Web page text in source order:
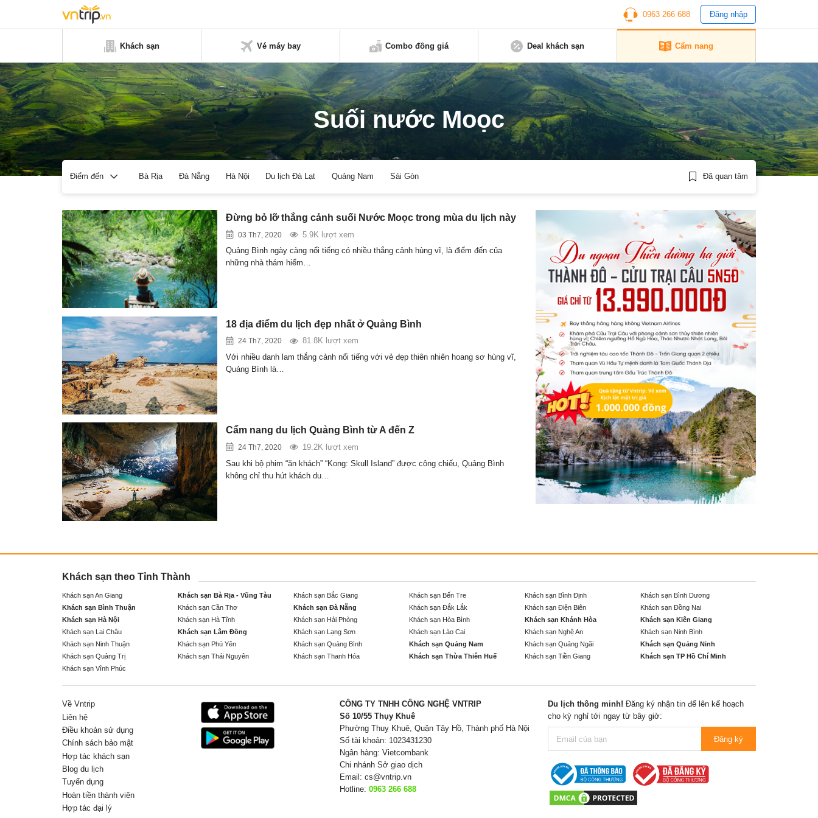
0963 266 688 Đăng nhập
Khách sạn Vé máy bay Combo đồng giá Deal khách sạn Cẩm nang
Suối nước Moọc
Điểm đến Bà Rịa Đà Nẵng Hà Nội Du lịch Đà Lạt Quảng Nam Sài Gòn Đã quan tâm
Đừng bỏ lỡ thắng cảnh suối Nước Moọc trong mùa du lịch này
03 Th7, 2020
5.9K lượt xem
Quảng Bình ngày càng nổi tiếng có nhiều thắng cảnh hùng vĩ, là điểm đến của
những nhà thám hiểm…
18 địa điểm du lịch đẹp nhất ở Quảng Bình
24 Th7, 2020
81.8K lượt xem
Với nhiều danh lam thắng cảnh nổi tiếng với vẻ đẹp thiên nhiên hoang sơ hùng vĩ,
Quảng Bình là…
Cẩm nang du lịch Quảng Bình từ A đến Z
24 Th7, 2020
19.2K lượt xem
Sau khi bộ phim “ăn khách” “Kong: Skull Island” được công chiếu, Quảng Bình
không chỉ thu hút khách du…
Khách sạn theo Tỉnh Thành
Khách sạn An Giang Khách sạn Bà Rịa - Vũng Tàu Khách sạn Bắc Giang Khách sạn Bến Tre Khách sạn Bình Định
Khách sạn Bình Dương
Khách sạn Bình Thuận
Khách sạn Cần Thơ Khách sạn Đà Nẵng Khách sạn Đắk Lắk Khách sạn Điện Biên
Khách sạn Đồng Nai
Khách sạn Hà Nội
Khách sạn Hà Tĩnh Khách sạn Hải Phòng Khách sạn Hòa Bình Khách sạn Khánh Hòa
Khách sạn Kiên Giang
Khách sạn Lai Châu
Khách sạn Lâm Đồng Khách sạn Lạng Sơn Khách sạn Lào Cai Khách sạn Nghệ An
Khách sạn Ninh Bình
Khách sạn Ninh Thuận
Khách sạn Phú Yên Khách sạn Quảng Bình Khách sạn Quảng Nam Khách sạn Quảng Ngãi
Khách sạn Quảng Ninh
Khách sạn Quảng Trị
Khách sạn Thái Nguyên Khách sạn Thanh Hóa Khách sạn Thừa Thiên Huế Khách sạn Tiền Giang
Khách sạn TP Hồ Chí Minh
Khách sạn Vĩnh Phúc
Về Vntrip
Liên hệ
Điều khoản sử dụng
Chính sách bảo mật
Hợp tác khách sạn
Blog du lịch
Tuyển dụng
Hoàn tiền thành viên
Hợp tác đại lý
CÔNG TY TNHH CÔNG NGHỆ VNTRIP
Số 10/55 Thụy Khuê
Phường Thuỵ Khuê, Quận Tây Hồ, Thành phố Hà Nội
Số tài khoản: 1023431230
Ngân hàng: Vietcombank
Chi nhánh Sở giao dịch
Email: cs@vntrip.vn
Hotline: 0963 266 688
Du lịch thông minh! Đăng ký nhận tin để lên kế hoạch
cho kỳ nghỉ tới ngay từ bây giờ:
Đăng ký